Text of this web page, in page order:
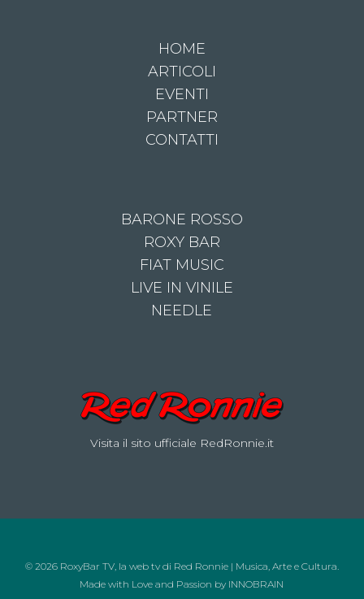
HOME
ARTICOLI
EVENTI
PARTNER
CONTATTI
BARONE ROSSO
ROXY BAR
FIAT MUSIC
LIVE IN VINILE
NEEDLE
Visita il sito ufficiale RedRonnie.it
© 2026 RoxyBar TV, la web tv di Red Ronnie | Musica, Arte e Cultura.
Made with Love and Passion by INNOBRAIN